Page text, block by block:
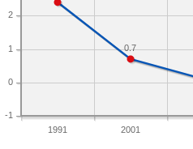
1991 2001
-1
0
1
2
0.7